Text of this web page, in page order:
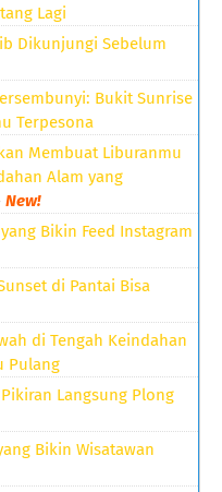
Lagi
Dikunjungi Sebelum
Bukit Sunrise
Terpesona
Membuat Liburanmu
Alam yang
New!
Bikin Feed Instagram
di Pantai Bisa
di Tengah Keindahan
Pulang
Langsung Plong
Bikin Wisatawan